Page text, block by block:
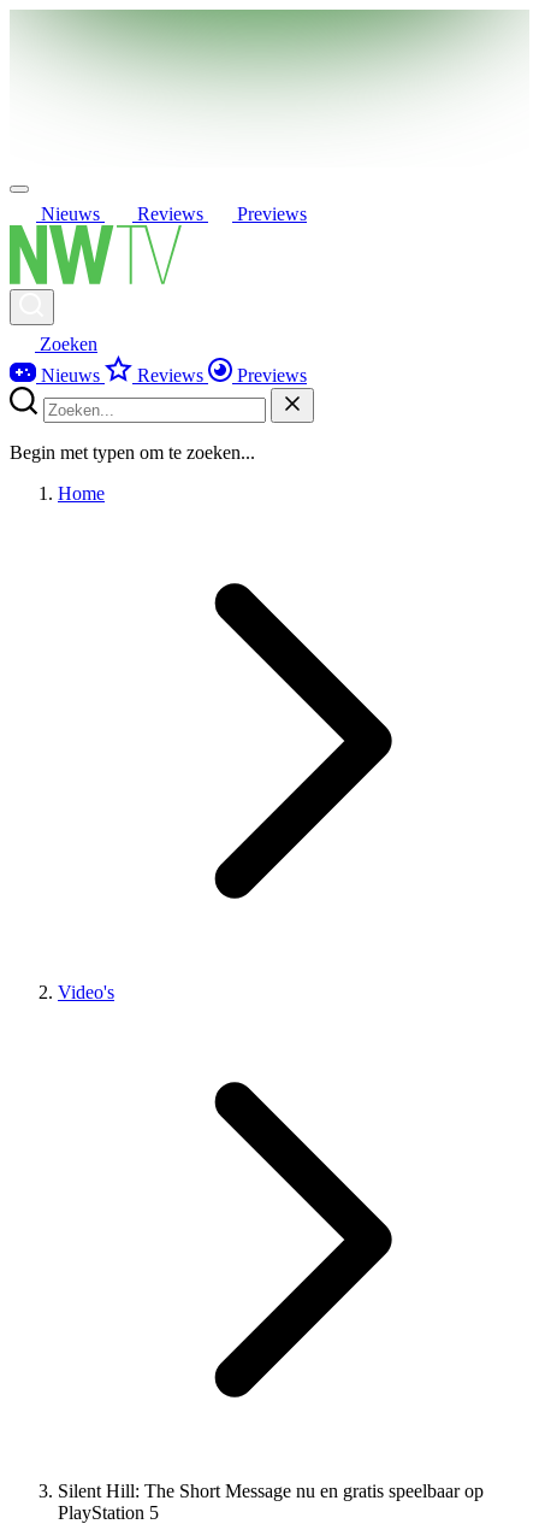
Nieuws Reviews Previews
Zoeken
Nieuws
Reviews Previews
Begin met typen om te zoeken...
Home
Video's
Silent Hill: The Short Message nu en gratis speelbaar op
PlayStation 5